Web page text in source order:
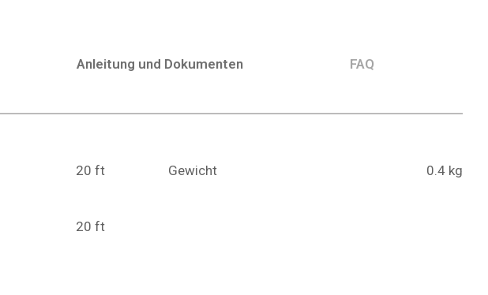
Anleitung und Dokumenten FAQ
20 ft
20 ft
Gewicht 0.4 kg